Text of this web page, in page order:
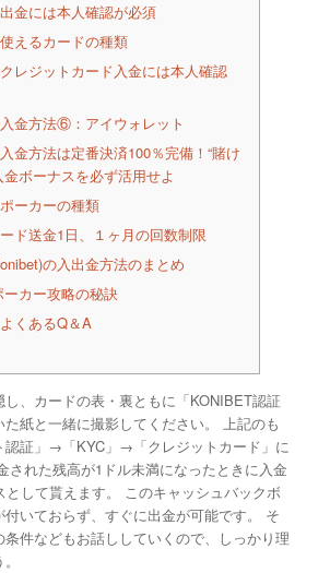
金には本人確認が必須
えるカードの種類
レジットカード入金には本人確認
金方法⑥：アイウォレット
金方法は定番決済100％完備！“賭け
金ボーナスを必ず活用せよ
ーカーの種類
ド送金1日、１ヶ月の回数制限
の入出金方法のまとめ
カー攻略の秘訣
くあるQ＆A
、カードの表・裏ともに「KONIBET認証
紙と一緒に撮影してください。 上記のも
認証」→「KYC」→「クレジットカード」に
された残高が1ドル未満になったときに入金
として貰えます。 このキャッシュバックボ
いておらず、すぐに出金が可能です。 そ
件などもお話ししていくので、しっかり理